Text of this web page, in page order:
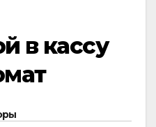
в кассу